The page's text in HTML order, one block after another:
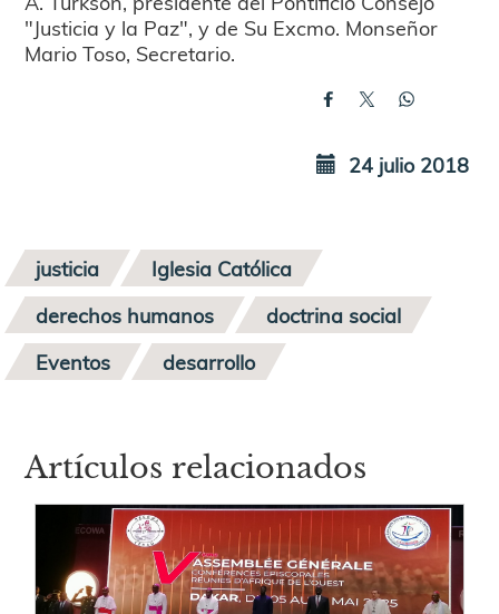
"Justicia y la Paz", y de Su Excmo. Monseñor
Mario Toso, Secretario.
24 julio 2018
justicia
Iglesia Católica
derechos humanos
doctrina social
Eventos
desarrollo
Artículos relacionados